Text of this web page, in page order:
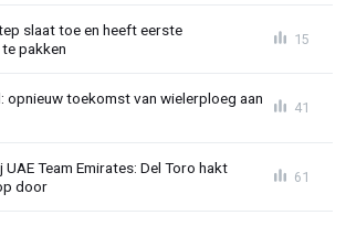
slaat toe en heeft eerste
pakken
15
opnieuw toekomst van wielerploeg aan
41
Team Emirates: Del Toro hakt
door
61